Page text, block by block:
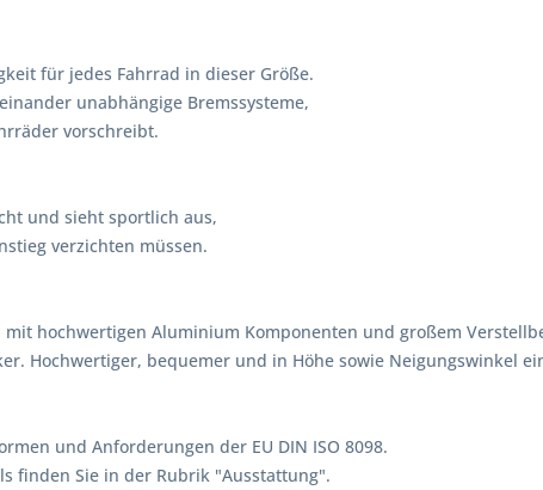
für jedes Fahrrad in dieser Größe.
unabhängige Bremssysteme,
vorschreibt.
und sieht sportlich aus,
verzichten müssen.
hochwertigen Aluminium Komponenten und großem
Hochwertiger, bequemer und in Höhe sowie Neigungswinkel
und Anforderungen der EU DIN ISO 8098.
finden Sie in der Rubrik "Ausstattung".